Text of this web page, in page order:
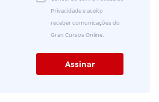
Privacidade e aceito
receber comunicações do
Gran Cursos Online.